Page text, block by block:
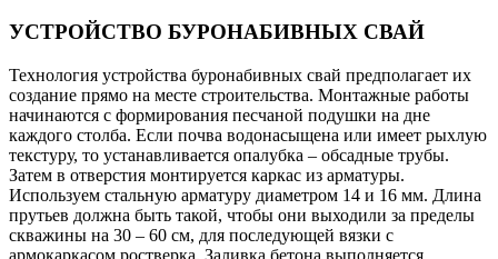
УСТРОЙСТВО БУРОНАБИВНЫХ СВАЙ
Технология устройства буронабивных свай предполагает их
создание прямо на месте строительства. Монтажные работы
начинаются с формирования песчаной подушки на дне
каждого столба. Если почва водонасыщена или имеет рыхлую
текстуру, то устанавливается опалубка – обсадные трубы.
Затем в отверстия монтируется каркас из арматуры.
Используем стальную арматуру диаметром 14 и 16 мм. Длина
прутьев должна быть такой, чтобы они выходили за пределы
скважины на 30 – 60 см, для последующей вязки с
армокаркасом ростверка. Заливка бетона выполняется